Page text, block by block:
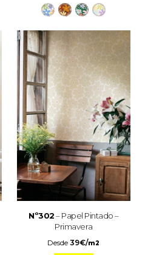
Nº302– Papel Pintado –
Primavera
Desde39€/m2